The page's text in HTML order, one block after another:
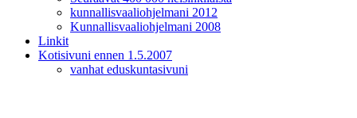
kunnallisvaaliohjelmani 2012
Kunnallisvaaliohjelmani 2008
Linkit
Kotisivuni ennen 1.5.2007
vanhat eduskuntasivuni